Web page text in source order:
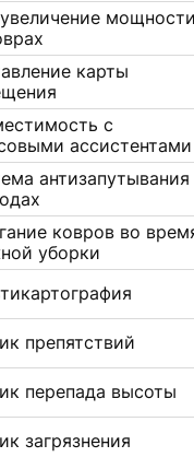
мощности
карты
с
ассистентами
антизапутывания
ковров во
уборки
препятствий
перепада высоты
загрязнения